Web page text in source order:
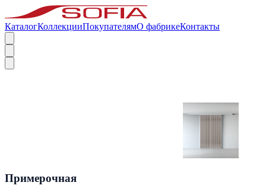
КаталогКоллекцииПокупателямО фабрикеКонтакты
Примерочная